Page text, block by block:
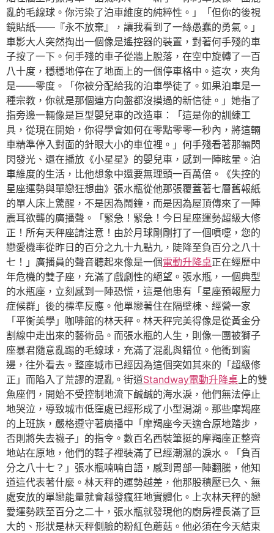
亂的毛線球。你污染了泊車維度的純粹性。」「但你的後視
鏡貼紙——『永不放棄』，讓我看到了一絲愚蠢的勇氣。」
車影大人突然掏出一個像是遙控器的裝置，對著何手殘的車
子按了一下。何手殘的車子從牆上脫落，在空中旋轉了一百
八十度，穩穩地停在了地面上的一個停車格中。這次，夾角
是——零度。「你被分配給我的泊車學徒了。如果泊車是一
種宗教，你就是那個連方向盤都沒摸過的新信徒。」她指了
指旁邊一輛像是巨型嬰兒車的改造車：「這是你的訓練工
具，從現在開始，你得學會如何在零點零零一秒內，將這輛
車精準停入對面的針眼大小的車位裡。」何手殘看著那輛閃
閃發光、還在播放《小星星》的嬰兒車，感到一陣眩暈。泊
車維度的生活，比他想象中還要無理頭一百萬倍。《失控的
星座運勢與單戀狂想曲》張水瓶從他那張覆蓋著七層舊報紙
的單人床上驚醒，不是因為鬧鐘，而是因為屋頂傳來了一陣
震耳欲聾的廣播聲。「緊急！緊急！今日星座運勢超級大修
正！所有天秤座請注意！由於月球剛剛打了一個噴嚏，您的
戀愛機率從昨日的百分之九十九點九，陡降至負百分之八十
七！」廣播員的聲音聽起來像是一個電動升降桌正在經歷中
年危機的雙子座，充滿了戲劇性的絕望。張水瓶，一個典型
的水瓶座，立刻感到一陣恐慌，這是他患有「星座預報壓力
症候群」後的標準反應。他單戀著住在隔壁棟、經營一家
「平衡美學」咖啡館的林天秤。林天秤完美得像是從黃金分
割線中走出來的藝術品。而張水瓶的人生，則像一團被獅子
座暴君隨意亂踢的毛線球，充滿了混亂與錯位。他衝到窗
邊，往外看去。整座城市已經因為這個突如其來的「超級修
正」而陷入了荒謬的混亂。街道Standway電動升降桌 上的雙
魚座們，開始不受控制地流下鹹鹹的海水淚，他們無法停止
地哭泣，導致城市低窪處已經形成了小型潟湖。那些摩羯座
的上班族，嚴格遵守著廣播中「摩羯座今天適合原地踏步，
否則將失去襪子」的指令。數百名西裝筆挺的摩羯座正整齊
地站在原地，他們的鞋子裡裝滿了已經潮濕的淚水。「負百
分之八十七？」張水瓶喃喃自語，感到胃部一陣翻騰，他知
道這代表著什麼。林天秤的運勢越差，他那股積壓已久、無
處安放的單戀能量就會越發瘋狂地實體化。上次林天秤的戀
愛運勢跌至百分之二十，張水瓶就發現他的廚房裡長滿了巨
大的、形狀是林天秤側臉的粉紅色蘑菇。他必須在今天結束